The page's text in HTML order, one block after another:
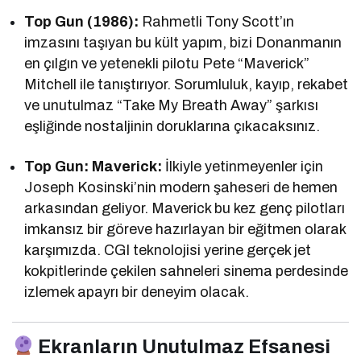
Top Gun (1986): Rahmetli Tony Scott’ın
imzasını taşıyan bu kült yapım, bizi Donanmanın
en çılgın ve yetenekli pilotu Pete “Maverick”
Mitchell ile tanıştırıyor. Sorumluluk, kayıp, rekabet
ve unutulmaz “Take My Breath Away” şarkısı
eşliğinde nostaljinin doruklarına çıkacaksınız.
Top Gun: Maverick: İlkiyle yetinmeyenler için
Joseph Kosinski’nin modern şaheseri de hemen
arkasından geliyor. Maverick bu kez genç pilotları
imkansız bir göreve hazırlayan bir eğitmen olarak
karşımızda. CGI teknolojisi yerine gerçek jet
kokpitlerinde çekilen sahneleri sinema perdesinde
izlemek apayrı bir deneyim olacak.
Ekranların Unutulmaz Efsanesi